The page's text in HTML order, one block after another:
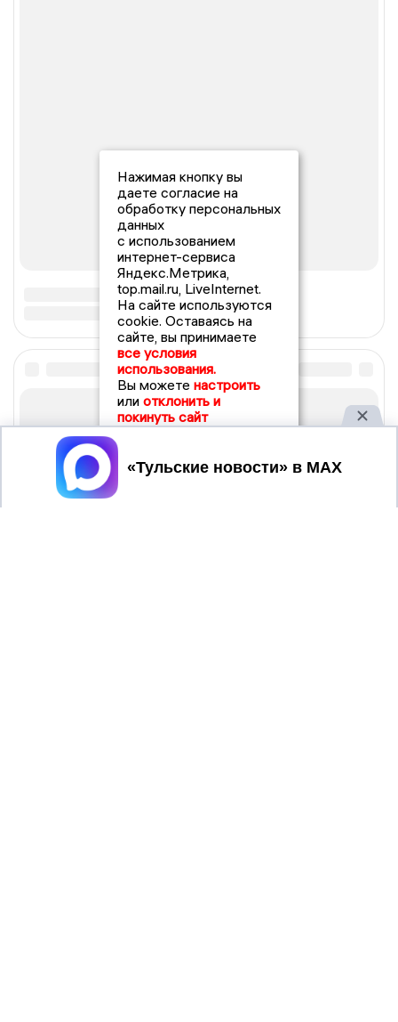
Нажимая кнопку вы
даете согласие на
обработку персональных
данных
с использованием
интернет-сервиса
Яндекс.Метрика,
top.mail.ru, LiveInternet.
На сайте используются
cookie. Оставаясь на
сайте, вы принимаете
все условия
использования.
Вы можете настроить
или отклонить и
покинуть сайт
Принять